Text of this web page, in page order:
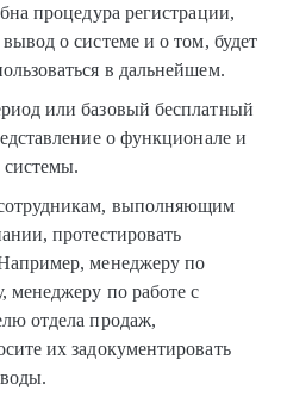
процедура регистрации,
о системе и о том, будет
в дальнейшем.
или базовый бесплатный
о функционале и
выполняющим
протестировать
менеджеру по
менеджеру по работе с
отдела продаж,
их задокументировать